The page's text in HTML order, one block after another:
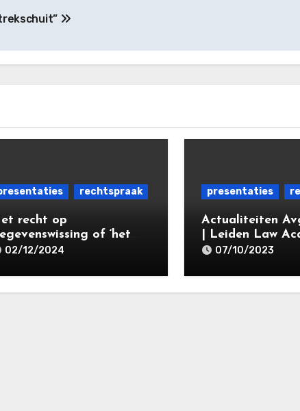
rechtspraak
recht op
of ‘het
op vergetelheid’ en
21 Avg) | Rechten van
| Master
02/12/2024
presentaties
Actualiteiten
| Leiden Law
oktober 2023
07/10/2023